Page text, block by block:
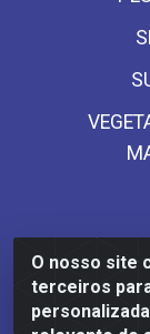
O nosso site
terceiros
Frinscal -
Rodovia
Palmares/PE